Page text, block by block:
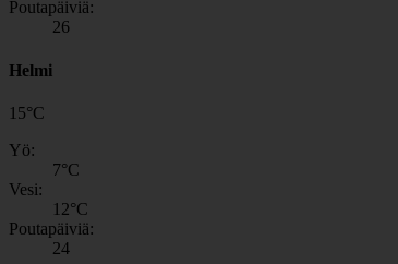
Poutapäiviä:
26
Helmi
15°C
Yö:
7°C
Vesi:
12°C
Poutapäiviä:
24